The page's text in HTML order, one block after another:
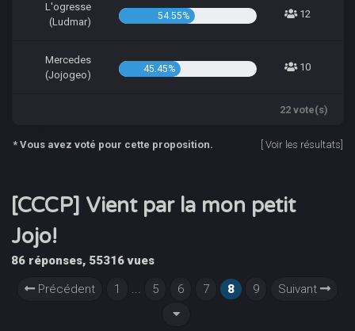
L'ogresse
(Ludmar)
54.55% 12
Mercedes
(Jojogeo)
45.45% 10
22 vote(s)
* Vous avez voté pour cette proposition. Voir les résultats
[CCCP] Vient par la mon petit
Jojo!
86 réponses, 55316 vues
Précédent
1 ... 5 6 7 8 9 Suivant